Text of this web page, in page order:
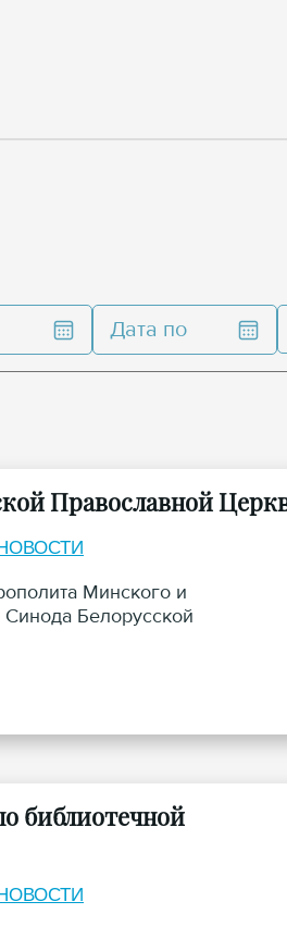
Дата по
Православной
Минского и
Белорусской
библиотечной